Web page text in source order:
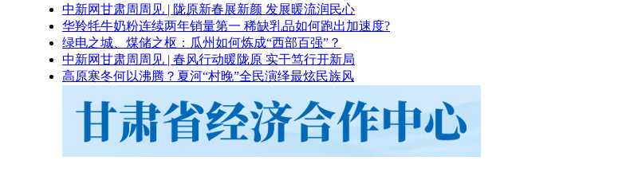
中新网甘肃周周见 | 陇原新春展新颜 发展暖流润民心
华羚牦牛奶粉连续两年销量第一 稀缺乳品如何跑出加速度?
绿电之城、煤储之枢：瓜州如何炼成“西部百强”？
中新网甘肃周周见 | 春风行动暖陇原 实干笃行开新局
高原寒冬何以沸腾？夏河“村晚”全民演绎最炫民族风